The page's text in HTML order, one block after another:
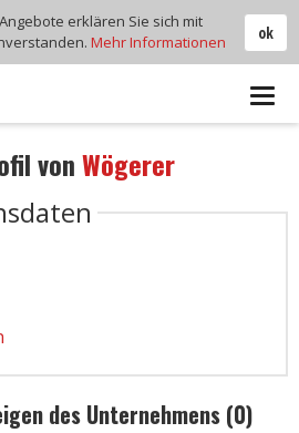
vonWögerer
des Unternehmens (0)
ok
erklären Sie sich mit
Mehr Informationen